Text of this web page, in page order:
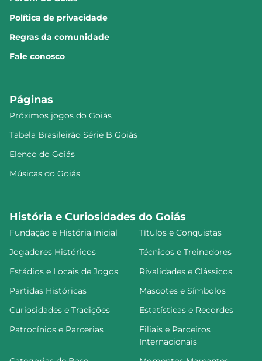
Política de privacidade
Regras da comunidade
Fale conosco
Páginas
Próximos jogos do Goiás
Tabela Brasileirão Série B Goiás
Elenco do Goiás
Músicas do Goiás
História e Curiosidades do Goiás
Fundação e História Inicial
Títulos e Conquistas
Jogadores Históricos
Técnicos e Treinadores
Estádios e Locais de Jogos
Rivalidades e Clássicos
Partidas Históricas
Mascotes e Símbolos
Curiosidades e Tradições
Estatísticas e Recordes
Patrocínios e Parcerias
Filiais e Parceiros
Internacionais